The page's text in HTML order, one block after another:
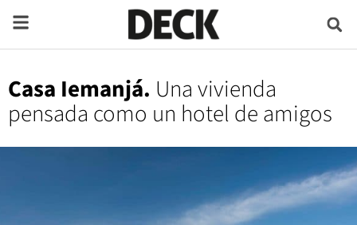
Casa Iemanjá. Una vivienda
pensada como un hotel de amigos